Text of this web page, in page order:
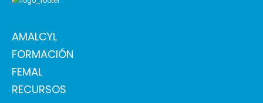
AMALCYL
FORMACIÓN
FEMAL
RECURSOS